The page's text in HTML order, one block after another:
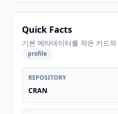
Quick Facts
기본 메타데이터를 작은 카드
profile
REPOSITORY
CRAN